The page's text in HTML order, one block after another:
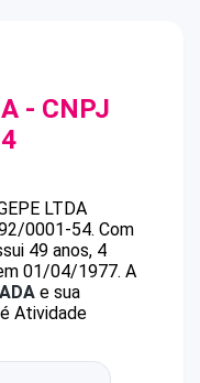
- CNPJ
LTDA
0001-54. Com
49 anos, 4
01/04/1977. A
e sua
Atividade